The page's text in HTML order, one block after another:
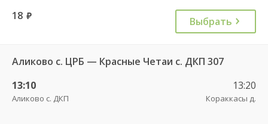
18 руб. Выбрать
Аликово с. ЦРБ — Красные Четаи с. ДКП 307
13:10
Аликово с. ДКП
13:20
Кораккасы д.